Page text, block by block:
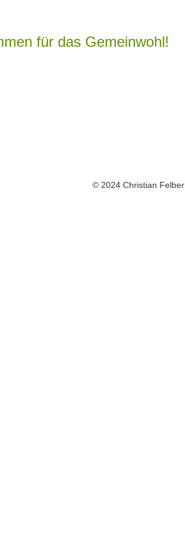
für das Gemeinwohl!
© 2024 Christian Felber